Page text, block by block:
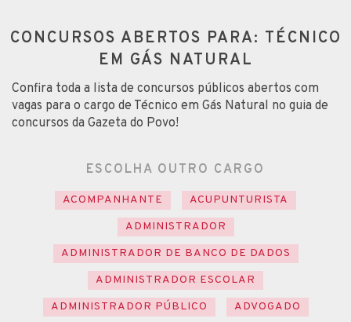
CONCURSOS ABERTOS PARA: TÉCNICO
EM GÁS NATURAL
Confira toda a lista de concursos públicos abertos com
vagas para o cargo de Técnico em Gás Natural no guia de
concursos da Gazeta do Povo!
ESCOLHA OUTRO CARGO
ACOMPANHANTE
ACUPUNTURISTA
ADMINISTRADOR
ADMINISTRADOR DE BANCO DE DADOS
ADMINISTRADOR ESCOLAR
ADMINISTRADOR PÚBLICO
ADVOGADO